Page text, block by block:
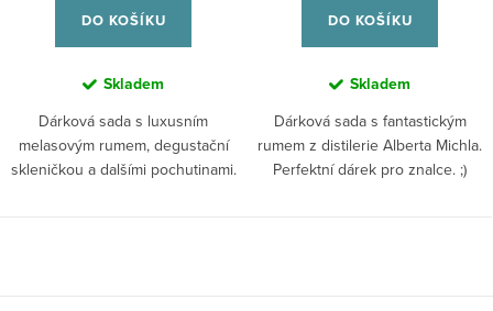
DO KOŠÍKU
Skladem
Dárková sada s luxusním
melasovým rumem, degustační
skleničkou a dalšími pochutinami.
DO KOŠÍKU
Skladem
Dárková sada s fantastickým
rumem z distilerie Alberta Michla.
Perfektní dárek pro znalce. ;)